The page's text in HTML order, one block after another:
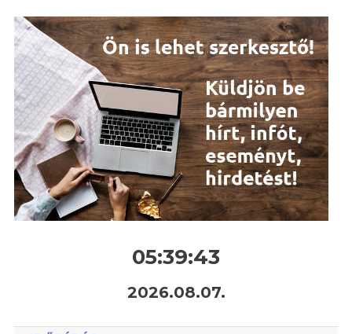
05:39:44
2026.08.07.